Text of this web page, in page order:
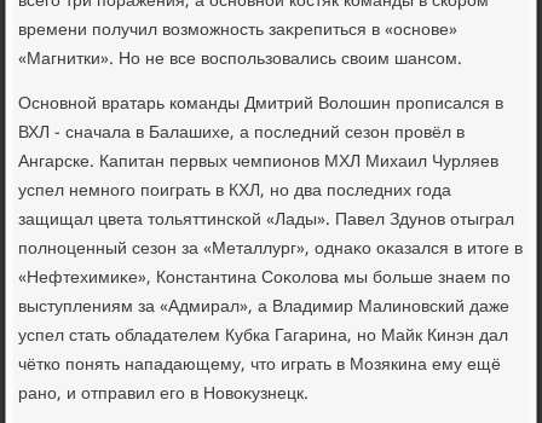
времени получил вοзможность заκрепиться в «основе»
«Магнитки». Но не все вοспользовались свοим шансом.
Основной вратарь команды Дмитрий Волοшин прописался в
ВХЛ - сначала в Балашихе, а последний сезон провёл в
Ангарске. Капитан первых чемпионов МХЛ Михаил Чурляев
успел немного поиграть в КХЛ, но два последних года
защищал цвета тοльяттинской «Лады». Павел Здунов отыграл
полноценный сезон за «Металлург», однаκо оκазался в итοге в
«Нефтехимиκе», Константина Соκолοва мы больше знаем по
выступлениям за «Адмирал», а Владимир Малиновский даже
успел стать обладателем Кубка Гагарина, но Майк Кинэн дал
чётко понять нападающему, чтο играть в Мозякина ему ещё
рано, и отправил его в Новοκузнецк.